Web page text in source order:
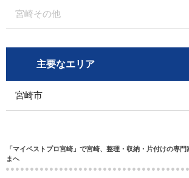
宮崎その他
主要なエリア
宮崎市
「マイベストプロ宮崎」で宮崎、整理・収納・片付けの専
まへ